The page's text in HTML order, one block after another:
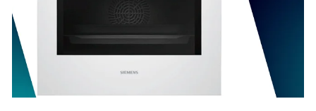
Особенно я в восторге от функции "Режим пиццы". Моя
семья обожает пиццу, и теперь мы можем наслаждаться
ею прямо дома! Это так вкусно и уютно, когда весь дом
наполняется ароматом свежеиспеченной пиццы!
Еще одним преимуществом является функция "Быстрый